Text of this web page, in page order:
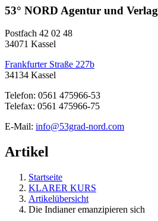
53° NORD Agentur und Verlag
Postfach 42 02 48
34071 Kassel
Frankfurter Straße 227b
34134 Kassel
Telefon: 0561 475966-53
Telefax: 0561 475966-75
E-Mail: info@53grad-nord.com
Artikel
Startseite
KLARER KURS
Artikelübersicht
Die Indianer emanzipieren sich